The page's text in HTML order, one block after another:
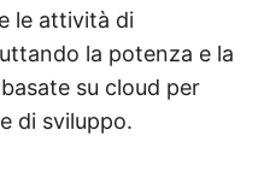
le attività di
la potenza e la
su cloud per
di sviluppo.